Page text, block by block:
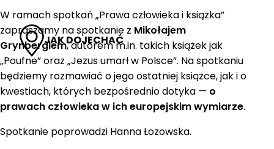
JAK DOJECHAĆ
W ramach spotkań „Prawa człowieka i książka”
zapraszamy na spotkanie z Mikołajem
Grynbergiem, autorem m.in. takich książek jak
„Poufne” oraz „Jezus umarł w Polsce”. Na spotkaniu
będziemy rozmawiać o jego ostatniej książce, jak i o
kwestiach, których bezpośrednio dotyka — o
prawach człowieka w ich europejskim wymiarze.
Spotkanie poprowadzi Hanna Łozowska.